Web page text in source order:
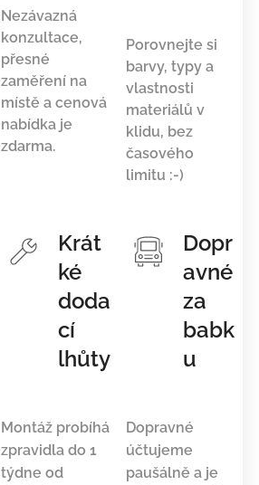
Nezávazná
konzultace,
přesné
zaměření na
místě a cenová
nabídka je
zdarma.
Porovnejte si
barvy, typy a
vlastnosti
materiálů v
klidu, bez
časového
limitu :-)
Krát
ké
doda
cí
lhůty
Montáž probíhá
zpravidla do 1
týdne od
Dopr
avné
za
babk
u
Dopravné
účtujeme
paušálně a je